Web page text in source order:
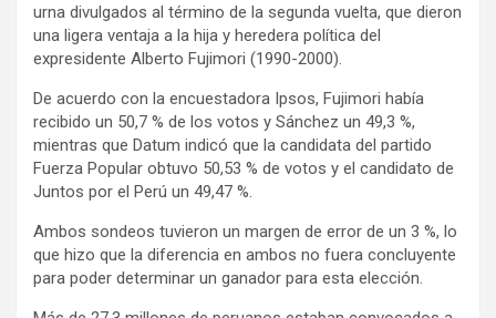
urna divulgados al término de la segunda vuelta, que dieron
una ligera ventaja a la hija y heredera política del
expresidente Alberto Fujimori (1990-2000).
De acuerdo con la encuestadora Ipsos, Fujimori había
recibido un 50,7 % de los votos y Sánchez un 49,3 %,
mientras que Datum indicó que la candidata del partido
Fuerza Popular obtuvo 50,53 % de votos y el candidato de
Juntos por el Perú un 49,47 %.
Ambos sondeos tuvieron un margen de error de un 3 %, lo
que hizo que la diferencia en ambos no fuera concluyente
para poder determinar un ganador para esta elección.